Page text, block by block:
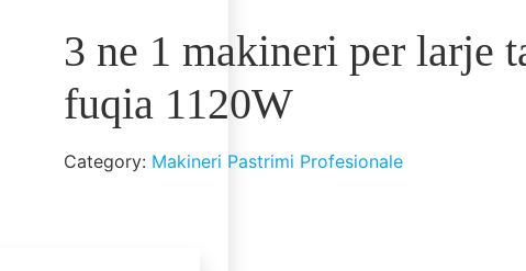
3 ne 1 makineri per larje
fuqia 1120W
Category: Makineri Pastrimi Profesionale